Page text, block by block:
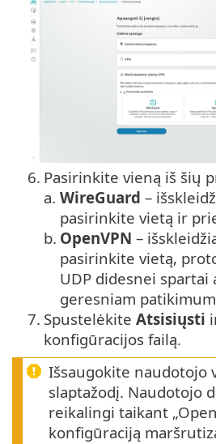
6. Pasirinkite vieną iš šių
a. WireGuard –
pasirinkite vietą ir
b. OpenVPN –
pasirinkite vietą,
UDP didesnei spartai
geresniam
7. Spustelėkite Atsisiųsti
konfigūracijos failą.
Išsaugokite naudotojo
slaptažodį. Naudotojo
reikalingi taikant
konfigūraciją